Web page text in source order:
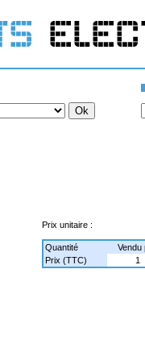
Prix unitaire :
Quantité
Vendu
Prix (TTC)
1